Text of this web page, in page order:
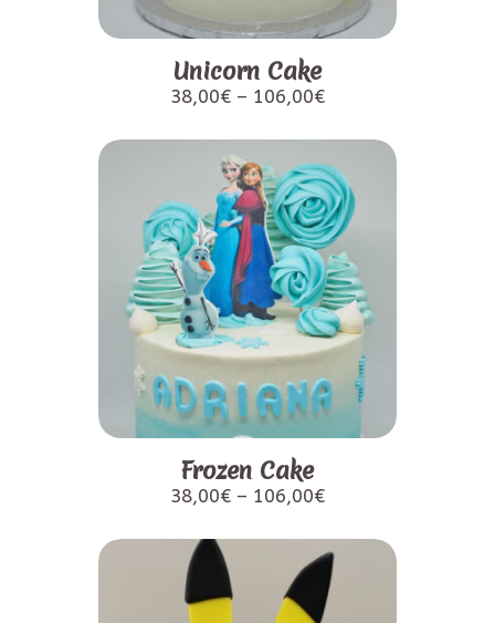
Unicorn Cake
38,00€ – 106,00€
Frozen Cake
38,00€ – 106,00€